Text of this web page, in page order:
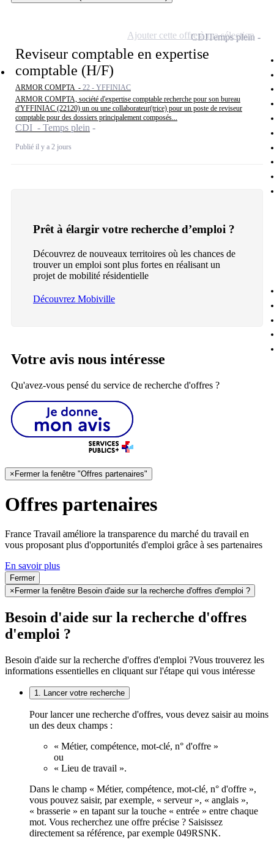
Reviseur comptable en expertise
comptable (H/F)
ARMOR COMPTA - 22 - YFFINIAC
ARMOR COMPTA, société d'expertise comptable recherche pour son bureau
d'YFFINIAC (22120) un ou une collaborateur(trice) pour un poste de reviseur
comptable pour des dossiers principalement composés...
CDI - Temps plein
Publié il y a 2 jours
CDITemps plein
Ajouter cette offre à ma sélection
Prêt à élargir votre recherche d’emploi ?
Découvrez de nouveaux territoires où les chances de
trouver un emploi sont plus fortes en réalisant un
projet de mobilité résidentielle
Découvrez Mobiville
Votre avis nous intéresse
Qu'avez-vous pensé du service de recherche d'offres ?
×Fermer la fenêtre "Offres partenaires"
Offres partenaires
France Travail améliore la transparence du marché du travail en
vous proposant plus d'opportunités d'emploi grâce à ses partenaires
En savoir plus
Fermer
× Fermer la fenêtre Besoin d'aide sur la recherche d'offres d'emploi ?
Besoin d'aide sur la recherche d'offres
d'emploi ?
Besoin d'aide sur la recherche d'offres d'emploi ?Vous trouverez les
informations essentielles en cliquant sur l'étape qui vous intéresse
1. Lancer votre recherche
Pour lancer une recherche d'offres, vous devez saisir au moins
un des deux champs :
« Métier, compétence, mot-clé, n° d'offre »
ou
« Lieu de travail ».
Dans le champ « Métier, compétence, mot-clé, n° d'offre »,
vous pouvez saisir, par exemple, « serveur », « anglais »,
« brasserie » en tapant sur la touche « entrée » entre chaque
mot. Vous recherchez une offre précise ? Saisissez
directement sa référence, par exemple 049RSNK.